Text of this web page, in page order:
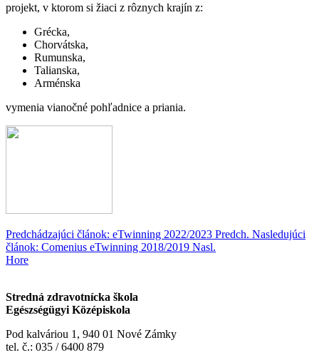
projekt, v ktorom si žiaci z rôznych krajín z:
Grécka,
Chorvátska,
Rumunska,
Talianska,
Arménska
vymenia vianočné pohľadnice a priania.
Predchádzajúci článok: eTwinning 2022/2023 Predch. Nasledujúci
článok: Comenius eTwinning 2018/2019 Nasl.
Hore
Stredná zdravotnícka škola
Egészségügyi Középiskola
Pod kalváriou 1, 940 01 Nové Zámky
tel. č.: 035 / 6400 879